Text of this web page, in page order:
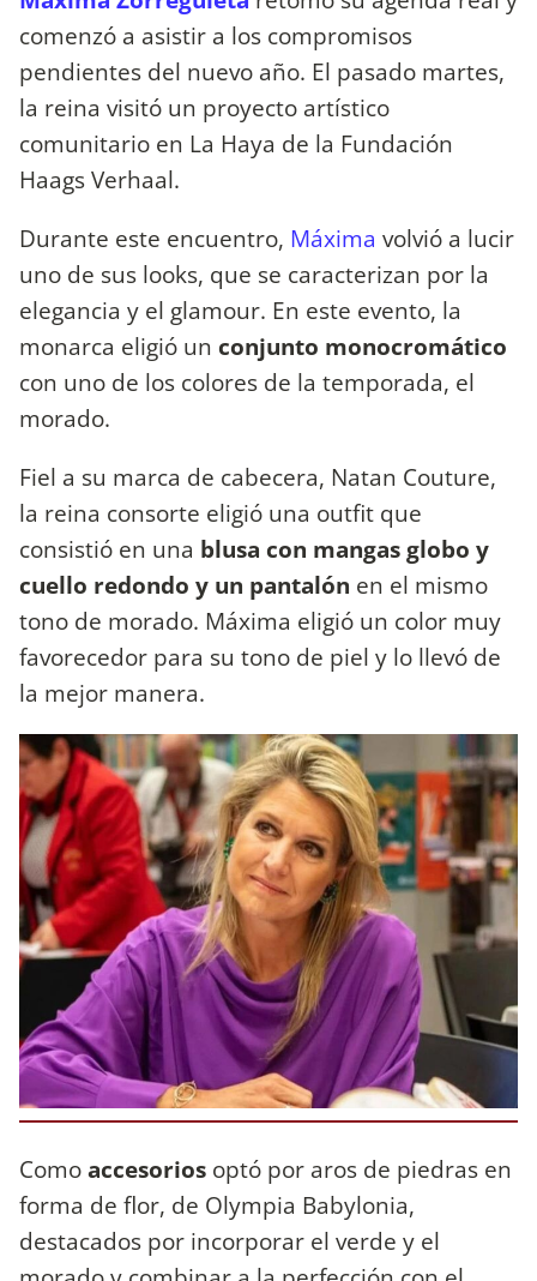
comenzó a asistir a los compromisos
pendientes del nuevo año. El pasado martes,
la reina visitó un proyecto artístico
comunitario en La Haya de la Fundación
Haags Verhaal.
Durante este encuentro, Máxima volvió a lucir
uno de sus looks, que se caracterizan por la
elegancia y el glamour. En este evento, la
monarca eligió un conjunto monocromático
con uno de los colores de la temporada, el
morado.
Fiel a su marca de cabecera, Natan Couture,
la reina consorte eligió una outfit que
consistió en una blusa con mangas globo y
cuello redondo y un pantalón en el mismo
tono de morado. Máxima eligió un color muy
favorecedor para su tono de piel y lo llevó de
la mejor manera.
Comoaccesorios optó por aros de piedras en
forma de flor, de Olympia Babylonia,
destacados por incorporar el verde y el